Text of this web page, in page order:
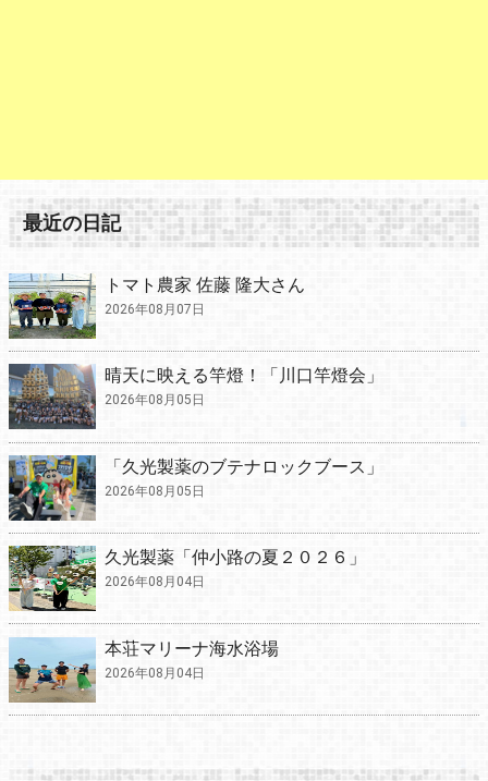
最近の日記
トマト農家 佐藤 隆大さん
2026年08月07日
晴天に映える竿燈！「川口竿燈会」
2026年08月05日
「久光製薬のブテナロックブース」
2026年08月05日
久光製薬「仲小路の夏２０２６」
2026年08月04日
本荘マリーナ海水浴場
2026年08月04日